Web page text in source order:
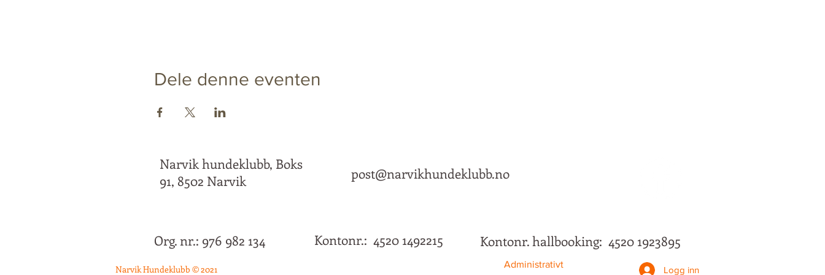
Dele denne eventen
Narvik hundeklubb, Boks
91, 8502 Narvik
post@narvikhundeklubb.no
Org. nr.: 976 982 134 Kontonr.: 4520 1492215 Kontonr. hallbooking: 4520 1923895
Narvik Hundeklubb © 2021 Logg inn
Administrativt